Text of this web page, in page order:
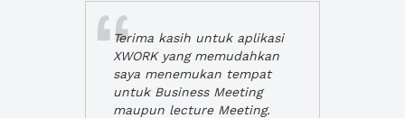
Terima kasih untuk aplikasi
XWORK yang memudahkan
saya menemukan tempat
untuk Business Meeting
maupun lecture Meeting.